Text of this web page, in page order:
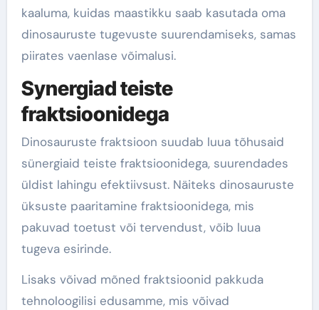
kaaluma, kuidas maastikku saab kasutada oma
dinosauruste tugevuste suurendamiseks, samas
piirates vaenlase võimalusi.
Synergiad teiste
fraktsioonidega
Dinosauruste fraktsioon suudab luua tõhusaid
sünergiaid teiste fraktsioonidega, suurendades
üldist lahingu efektiivsust. Näiteks dinosauruste
üksuste paaritamine fraktsioonidega, mis
pakuvad toetust või tervendust, võib luua
tugeva esirinde.
Lisaks võivad mõned fraktsioonid pakkuda
tehnoloogilisi edusamme, mis võivad